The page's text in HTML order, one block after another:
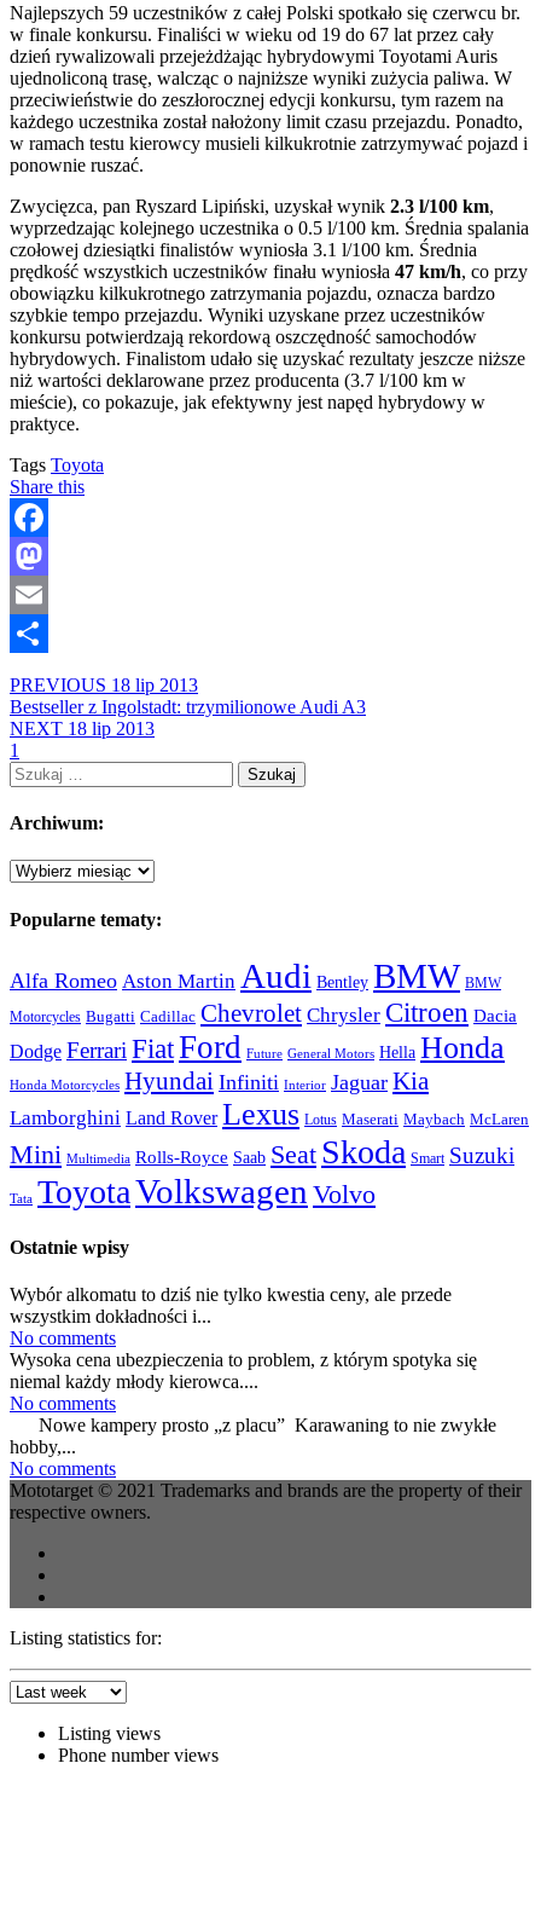
Najlepszych 59 uczestników z całej Polski spotkało się czerwcu br.
w finale konkursu. Finaliści w wieku od 19 do 67 lat przez cały
dzień rywalizowali przejeżdżając hybrydowymi Toyotami Auris
ujednoliconą trasę, walcząc o najniższe wyniki zużycia paliwa. W
przeciwieństwie do zeszłorocznej edycji konkursu, tym razem na
każdego uczestnika został nałożony limit czasu przejazdu. Ponadto,
w ramach testu kierowcy musieli kilkukrotnie zatrzymywać pojazd i
ponownie ruszać.
Zwycięzca, pan Ryszard Lipiński, uzyskał wynik 2.3 l/100 km,
wyprzedzając kolejnego uczestnika o 0.5 l/100 km. Średnia spalania
czołowej dziesiątki finalistów wyniosła 3.1 l/100 km. Średnia
prędkość wszystkich uczestników finału wyniosła 47 km/h, co przy
obowiązku kilkukrotnego zatrzymania pojazdu, oznacza bardzo
szybkie tempo przejazdu. Wyniki uzyskane przez uczestników
konkursu potwierdzają rekordową oszczędność samochodów
hybrydowych. Finalistom udało się uzyskać rezultaty jeszcze niższe
niż wartości deklarowane przez producenta (3.7 l/100 km w
mieście), co pokazuje, jak efektywny jest napęd hybrydowy w
praktyce.
Tags Toyota
Share this
Facebook
Mastodon
Email
PREVIOUS 18 lip 2013
Bestseller z Ingolstadt: trzymilionowe Audi A3
NEXT 18 lip 2013
1
Szukaj:
Archiwum:
Archiwum:
Popularne tematy:
Alfa Romeo Aston Martin Audi Bentley BMW BMW
Motorcycles Bugatti Cadillac Chevrolet Chrysler Citroen Dacia
Dodge Ferrari FiatFord Future General Motors Hella Honda
Honda Motorcycles Hyundai Infiniti Interior Jaguar Kia
Lamborghini Land Rover Lexus Lotus Maserati Maybach McLaren
Mini Multimedia Rolls-Royce Saab Seat Skoda Smart Suzuki
Tata ToyotaVolkswagen Volvo
Ostatnie wpisy
Wybór alkomatu to dziś nie tylko kwestia ceny, ale przede
wszystkim dokładności i...
No comments
Wysoka cena ubezpieczenia to problem, z którym spotyka się
niemal każdy młody kierowca....
No comments
Nowe kampery prosto „z placu” Karawaning to nie zwykłe
hobby,...
No comments
Mototarget © 2021 Trademarks and brands are the property of their
respective owners.
Listing statistics for:
Listing views
Phone number views